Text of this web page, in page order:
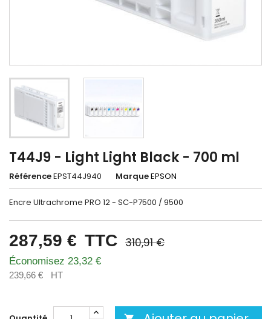
T44J9 - Light Light Black - 700 ml
RéférenceEPST44J940 MarqueEPSON
Encre Ultrachrome PRO 12 - SC-P7500 / 9500
287,59 € TTC 310,91 €
Économisez 23,32 €
239,66 € HT